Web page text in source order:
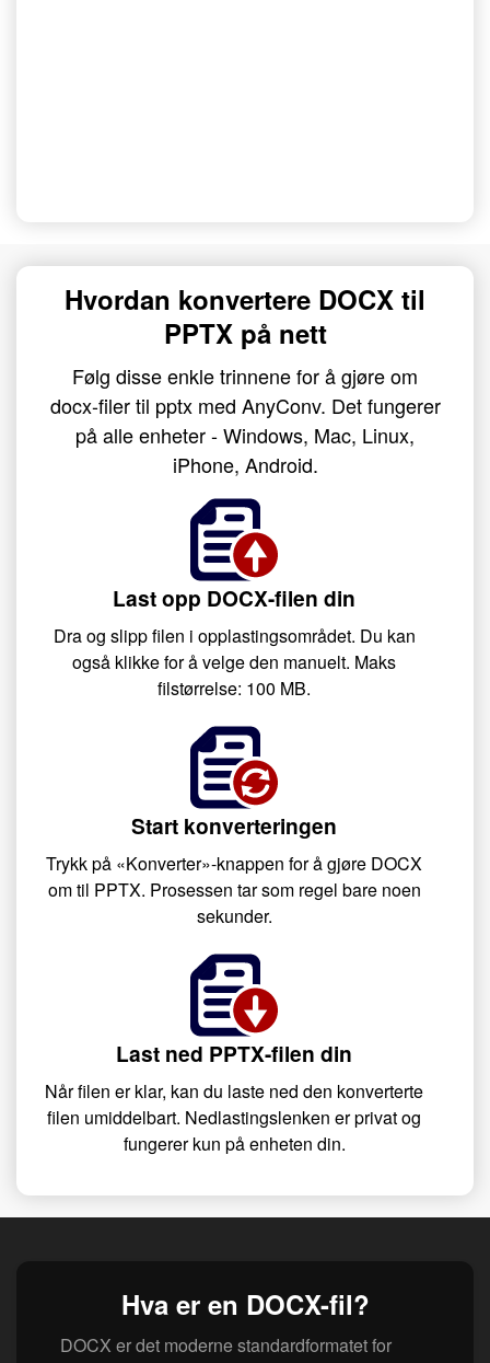
Hvordan konvertere DOCX til
PPTX på nett
Følg disse enkle trinnene for å gjøre om
docx-filer til pptx med AnyConv. Det fungerer
på alle enheter - Windows, Mac, Linux,
iPhone, Android.
Last opp DOCX-filen din
Dra og slipp filen i opplastingsområdet. Du kan
også klikke for å velge den manuelt. Maks
filstørrelse: 100 MB.
Start konverteringen
Trykk på «Konverter»-knappen for å gjøre DOCX
om til PPTX. Prosessen tar som regel bare noen
sekunder.
Last ned PPTX-filen din
Når filen er klar, kan du laste ned den konverterte
filen umiddelbart. Nedlastingslenken er privat og
fungerer kun på enheten din.
Hva er en DOCX-fil?
DOCX er det moderne standardformatet for